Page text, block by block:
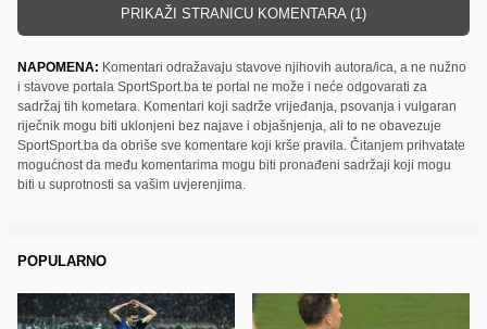
PRIKAŽI STRANICU KOMENTARA (1)
NAPOMENA: Komentari odražavaju stavove njihovih autora/ica, a ne nužno
i stavove portala SportSport.ba te portal ne može i neće odgovarati za
sadržaj tih kometara. Komentari koji sadrže vrijeđanja, psovanja i vulgaran
riječnik mogu biti uklonjeni bez najave i objašnjenja, ali to ne obavezuje
SportSport.ba da obriše sve komentare koji krše pravila. Čitanjem prihvatate
mogućnost da među komentarima mogu biti pronađeni sadržaji koji mogu
biti u suprotnosti sa vašim uvjerenjima.
POPULARNO